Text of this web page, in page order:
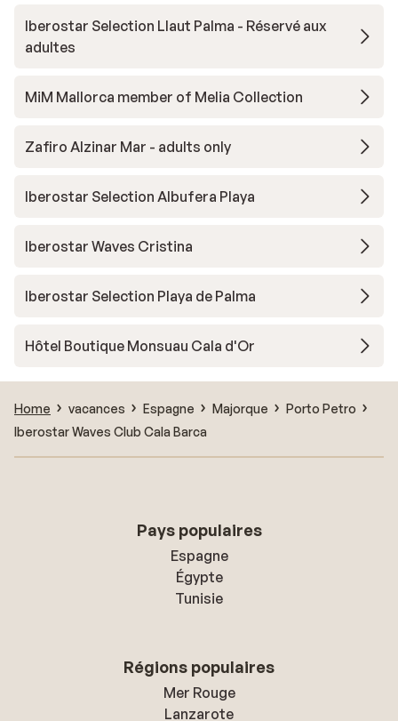
Iberostar Selection Llaut Palma - Réservé aux
adultes
MiM Mallorca member of Melia Collection
Zafiro Alzinar Mar - adults only
Iberostar Selection Albufera Playa
Iberostar Waves Cristina
Iberostar Selection Playa de Palma
Hôtel Boutique Monsuau Cala d'Or
Home vacances Espagne Majorque
Porto Petro
Iberostar Waves Club Cala Barca
Pays populaires
Espagne
Égypte
Tunisie
Régions populaires
Mer Rouge
Lanzarote